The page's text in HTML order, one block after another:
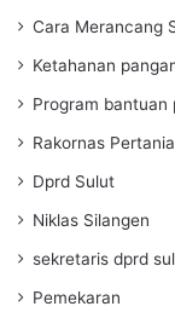
Cara Merancang
Ketahanan
Program bantuan
Rakornas
Dprd Sulut
Niklas Silangen
sekretaris dprd
Pemekaran